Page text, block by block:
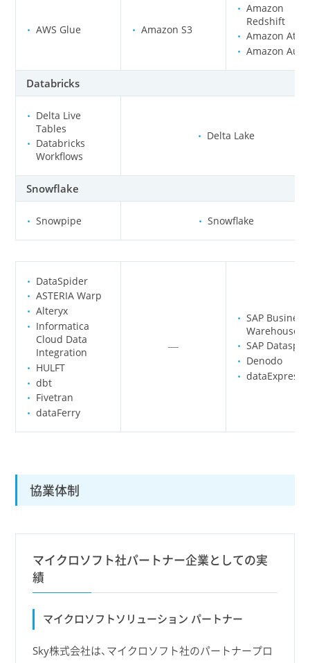
AWS Glue Amazon S3
Amazon
Redshift
Amazon
Amazon
Databricks
Delta Live
Tables
Databricks
Workflows
Delta Lake
Snowflake
Snowpipe Snowflake
DataSpider
ASTERIA Warp
Alteryx
Informatica
Cloud Data
Integration
HULFT
dbt
Fivetran
dataFerry
─
SAP Business
Warehouse
SAP
Denodo
dataExpress
協業体制
マイクロソフト社パートナー企業としての実
績
マイクロソフトソリューション パートナー
Sky株式会社は、マイクロソフト社のパートナープロ